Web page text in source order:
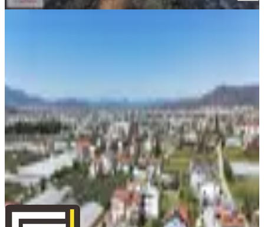
8.250.000 ₺
ÇAĞMAN GAYRİMENKUL DANIŞMANLIĞI Muharrem
Çağman
Ara